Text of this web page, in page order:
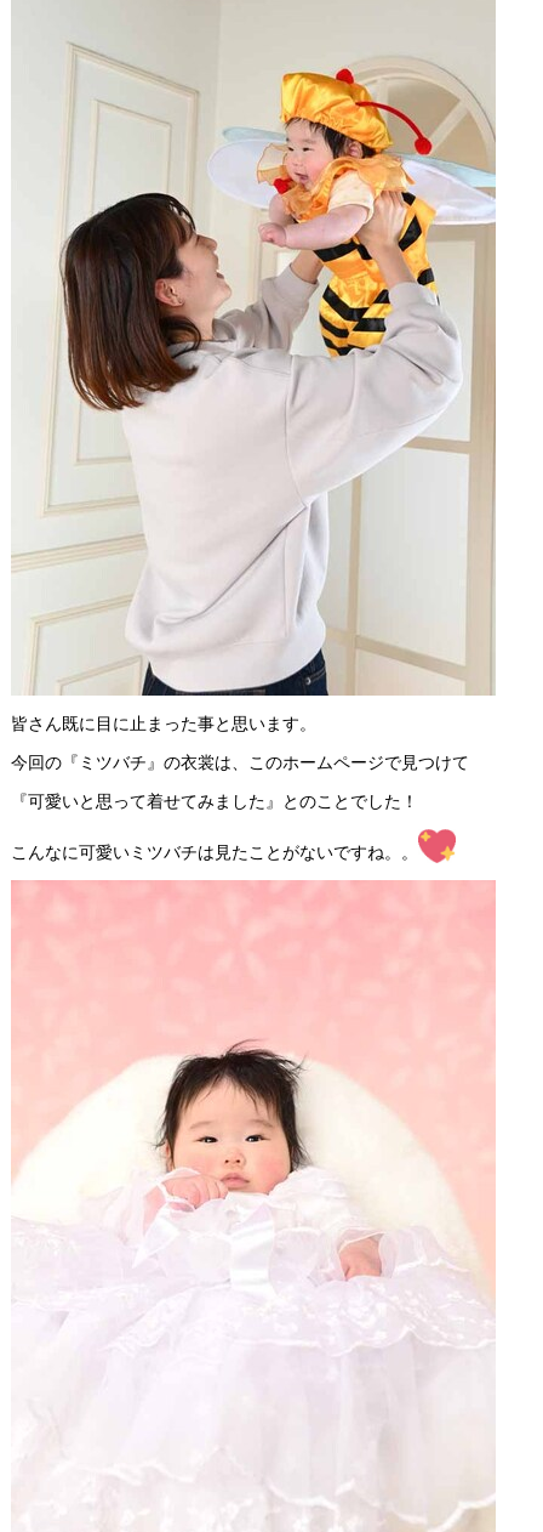
皆さん既に目に止まった事と思います。
今回の『ミツバチ』の衣裳は、このホームページで見つけて
『可愛いと思って着せてみました』とのことでした！
こんなに可愛いミツバチは見たことがないですね。。